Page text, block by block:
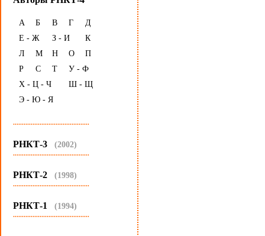
А Б В Г
Д
Е - Ж
З - И
К
Л
М Н О
П
Р
С Т
У - Ф
Х - Ц - Ч
Ш - Щ
Э - Ю - Я
...........................................
РНКТ-3 (2002)
...........................................
РНКТ-2 (1998)
...........................................
РНКТ-1 (1994)
...........................................